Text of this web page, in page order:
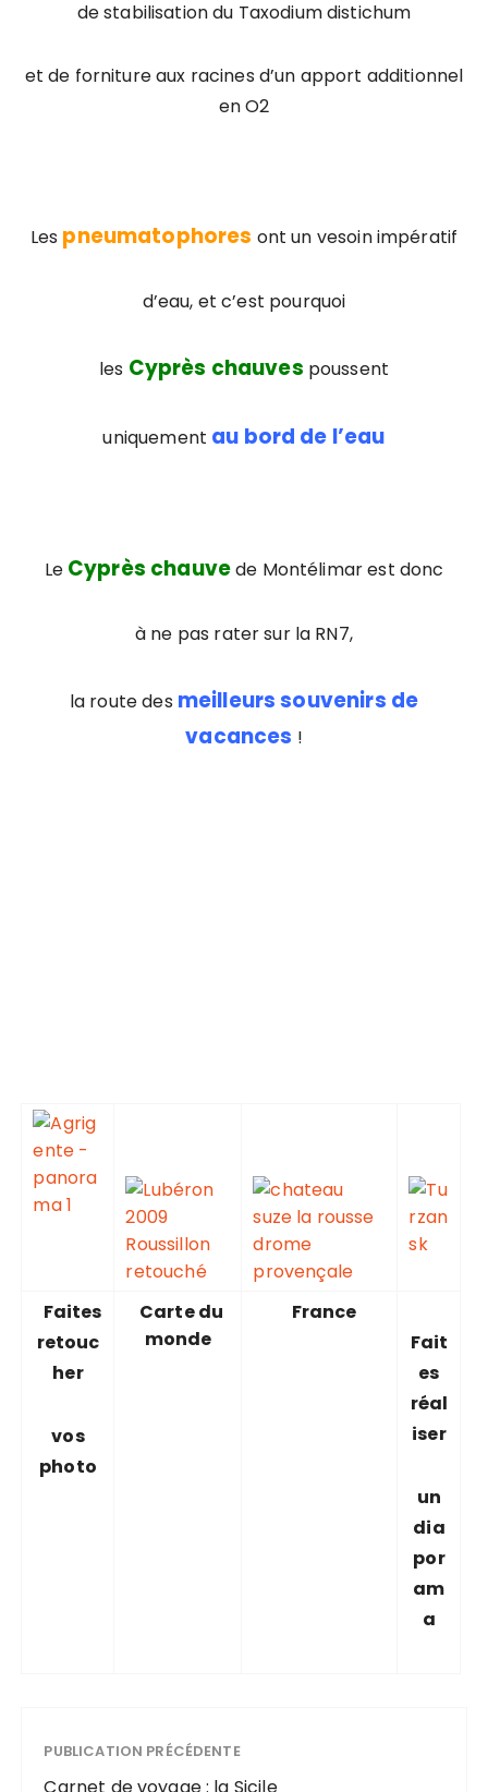
de stabilisation du Taxodium distichum
et de forniture aux racines d’un apport additionnel
en O2
Les pneumatophores ont un vesoin impératif
d’eau, et c’est pourquoi
les Cyprès chauves poussent
uniquement au bord de l’eau
Le Cyprès chauvede Montélimar est donc
à ne pas rater sur la RN7,
la route des meilleurs souvenirs de
vacances !
Faites
retouc
her
vos
photo
Carte du
monde
France
Fait
es
réal
iser
un
dia
por
am
a
PUBLICATION PRÉCÉDENTE
Carnet de voyage : la Sicile